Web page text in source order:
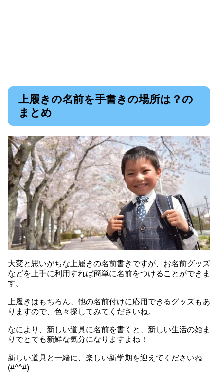
上履きの名前を手書きの場所は？の
まとめ
大変と思いがちな上履きの名前書きですが、お名前グッズ
などを上手に利用すれば簡単に名前をつけることができま
す。
上履きはもちろん、他の名前付けに応用できるグッズもあ
りますので、色々探してみてくださいね。
なにより、新しい道具に名前を書くと、新しい生活の始ま
りでとても新鮮な気分になりますよね！
新しい道具と一緒に、楽しい新学期を迎えてくださいね
(#^^#)